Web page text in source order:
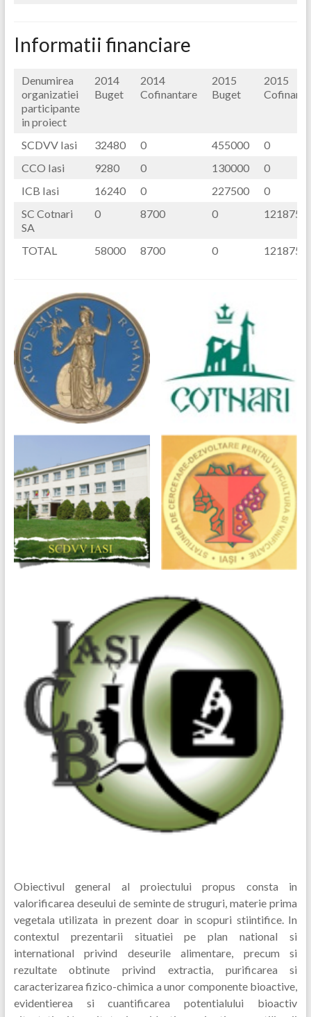
Informatii financiare
Denumirea
organizatiei
participante
in proiect
2014
Buget
2014
Cofinantare
2015
Buget
2015
SCDVV Iasi 32480 0 455000
0
CCO Iasi
9280 0 130000
0
ICB Iasi
16240 0 227500
0
SC Cotnari
SA
0 8700 0 121875
TOTAL 58000 8700 0 121875
Obiectivul general al proiectului propus consta in
valorificarea deseului de seminte de struguri, materie prima
vegetala utilizata in prezent doar in scopuri stiintifice. In
contextul prezentarii situatiei pe plan national si
international privind deseurile alimentare, precum si
rezultate obtinute privind extractia, purificarea si
caracterizarea fizico-chimica a unor componente bioactive,
evidentierea si cuantificarea potentialului bioactiv